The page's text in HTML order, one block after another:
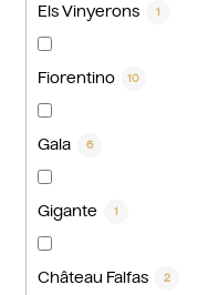
Els Vinyerons 1
Fiorentino 10
Gala 6
Gigante 1
Château Falfas 2